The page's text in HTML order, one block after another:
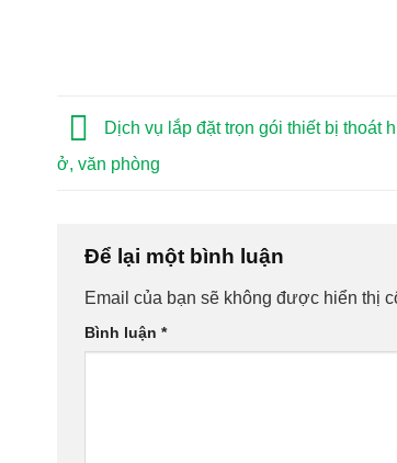
Dịch vụ lắp đặt trọn gói thiết bị thoát
ở, văn phòng
Để lại một bình luận
Email của bạn sẽ không được hiển thị
Bình luận *